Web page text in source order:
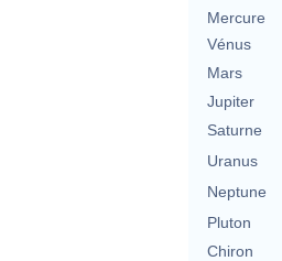
Mercure
Vénus
Mars
Jupiter
Saturne
Uranus
Neptune
Pluton
Chiron